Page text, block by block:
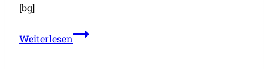
[bg]
WeiterlesenHeidelberg: